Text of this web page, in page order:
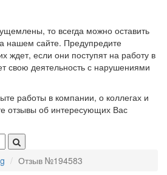
то всегда можно оставить
нашем сайте. Предупредите
ждет, если они поступят на работу в
свою деятельность с нарушениями
работы в компании, о коллегах и
отзывы об интересующих Вас
Отзыв №194583